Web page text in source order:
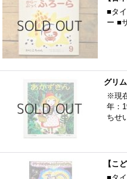
■タ
ー ■
グリ
※現
年：
ちせ
【こ